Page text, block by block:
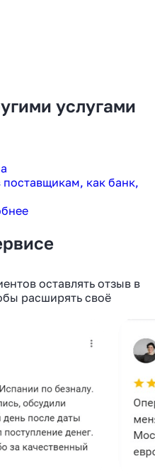
услугами
как банк,
оставлять отзыв в
расширять своё